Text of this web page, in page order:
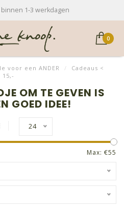
1-3 werkdagen
0
voor een ANDER /
Cadeaus <
15,-
OM TE GEVEN IS
GOED IDEE!
24
Max: €55